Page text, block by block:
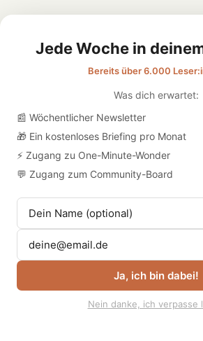
Wie das Projekt
vorgegangen ist
Jede Woche in
Bereits über 6.000
Was dich erwartet:
📰 Wöchentlicher Newsletter
🎁 Ein kostenloses Briefing pro Monat
⚡ Zugang zu One-Minute-Wonder
💬 Zugang zum Community-Board
Ja, ich bin dabei!
Nein danke, ich verpasse